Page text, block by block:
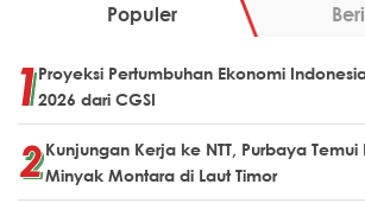
Populer
Proyeksi Pertumbuhan Ekonomi
2026 dari CGSI
Kunjungan Kerja ke NTT, Purbaya
Minyak Montara di Laut Timor